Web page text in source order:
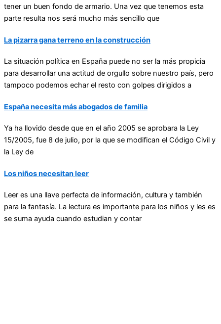
tener un buen fondo de armario. Una vez que tenemos esta
parte resulta nos será mucho más sencillo que
La pizarra gana terreno en la construcción
La situación política en España puede no ser la más propicia
para desarrollar una actitud de orgullo sobre nuestro país, pero
tampoco podemos echar el resto con golpes dirigidos a
España necesita más abogados de familia
Ya ha llovido desde que en el año 2005 se aprobara la Ley
15/2005, fue 8 de julio, por la que se modifican el Código Civil y
la Ley de
Los niños necesitan leer
Leer es una llave perfecta de información, cultura y también
para la fantasía. La lectura es importante para los niños y les es
se suma ayuda cuando estudian y contar